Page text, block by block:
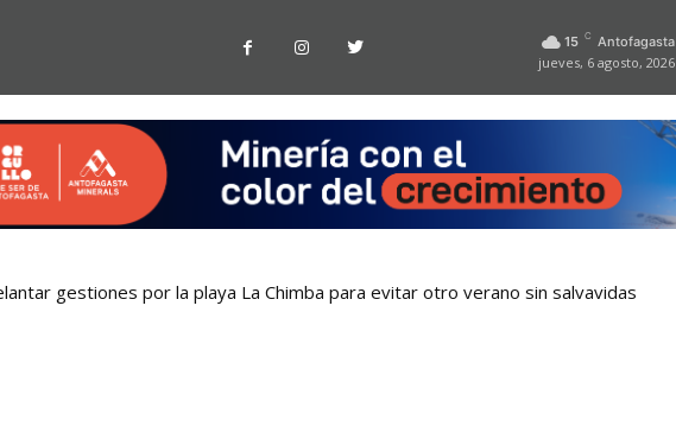
15 C Antofagasta
jueves, 6 agosto, 2026
gestiones por la playa La Chimba para evitar otro verano sin salvavidas